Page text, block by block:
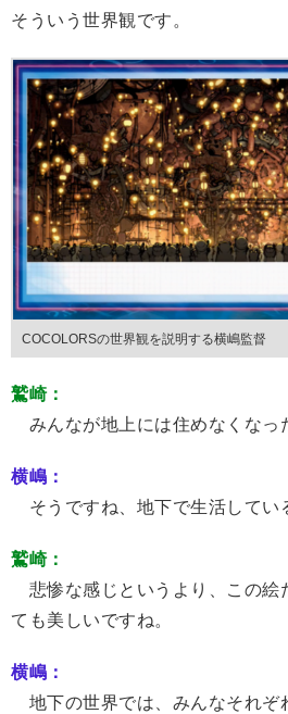
そういう世界観です。
COCOLORSの世界観を説明する横嶋監督
鷲崎：
みんなが地上には住めなくなっ
横嶋：
そうですね、地下で生活してい
鷲崎：
悲惨な感じというより、この絵
ても美しいですね。
横嶋：
地下の世界では、みんなそれぞ